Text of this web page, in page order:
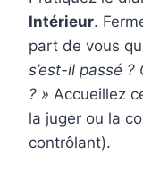
Intérieur.
part de vous
s’est-il passé ?
? » Accueillez
la juger ou la
contrôlant).